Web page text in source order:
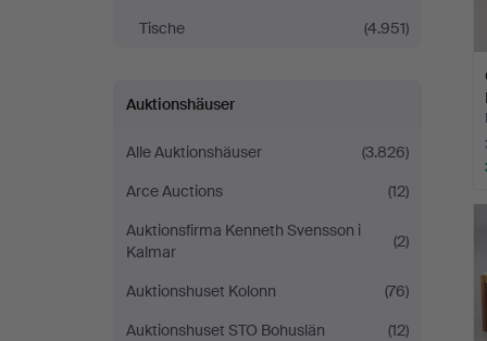
Tische
(4.951)
Auktionshäuser
Alle Auktionshäuser
(3.826)
Arce Auctions
(12)
Auktionsfirma Kenneth Svensson i
Kalmar
(2)
Auktionshuset Kolonn
(76)
Auktionshuset STO Bohuslän
(12)